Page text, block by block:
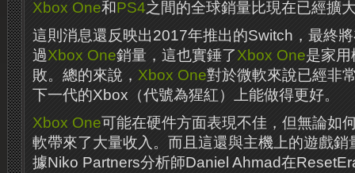
Xbox One和PS4之間的全球銷量比現在已經擴
這則消息還反映出2017年推出的Switch，最終
過Xbox One銷量，這也實錘了Xbox One是家
敗。總的來說， Xbox One對於微軟來說​​已經非
下一代的Xbox（代號為猩紅）上能做得更好。
Xbox One可能在硬件方面表現不佳，但無論如
軟帶來了大量收入。而且這還與主機上的遊戲銷
據Niko Partners分析師Daniel Ahmad在